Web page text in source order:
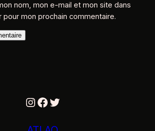
nom, mon e-mail et mon site dans
pour mon prochain commentaire.
Instagram
Facebook
Twitter